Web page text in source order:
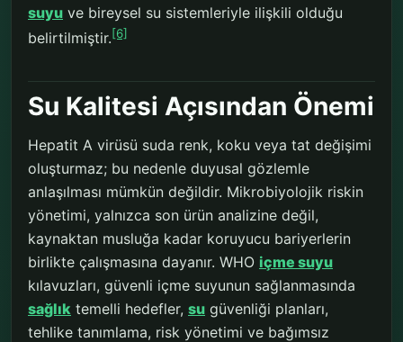
suyu ve bireysel su sistemleriyle ilişkili olduğu
belirtilmiştir.[6]
Su Kalitesi Açısından Önemi
Hepatit A virüsü suda renk, koku veya tat değişimi
oluşturmaz; bu nedenle duyusal gözlemle
anlaşılması mümkün değildir. Mikrobiyolojik riskin
yönetimi, yalnızca son ürün analizine değil,
kaynaktan musluğa kadar koruyucu bariyerlerin
birlikte çalışmasına dayanır. WHO içme suyu
kılavuzları, güvenli içme suyunun sağlanmasında
sağlık temelli hedefler, su güvenliği planları,
tehlike tanımlama, risk yönetimi ve bağımsız